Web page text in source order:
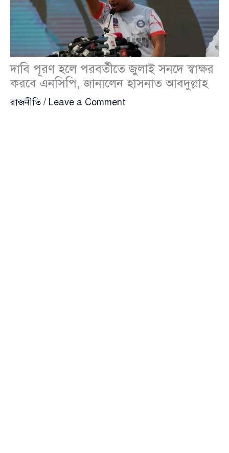
দাবি পূরণ হলে পরবর্তীতে জুলাই সনদে স্বাক্ষর
করবে এনসিপি, জানালেন হাসনাত আবদুল্লাহ
রাজনীতি/ Leave a Comment